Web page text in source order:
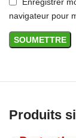
navigateur pour
Produits